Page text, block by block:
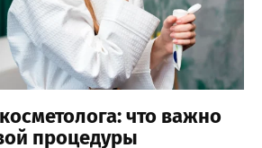
что важно
процедуры